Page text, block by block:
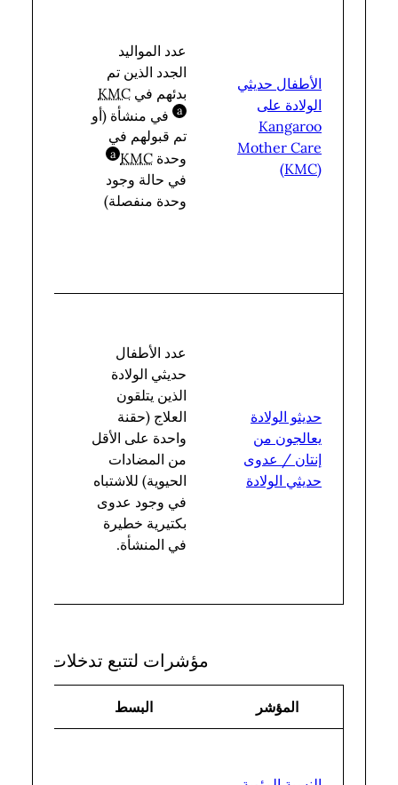
الأطفال حديثي
الولادة على
Kangaroo
Mother Care
(KMC)
عدد المواليد
الجدد الذين تم
بدئهم في KMC
a
bbreviation
في منشأة (أو
تم قبولهم في
وحدة KMC
a
bbreviation
في حالة وجود
وحدة منفصلة)
حديثو الولادة
يعالجون من
إنتان / عدوى
حديثي الولادة
عدد الأطفال
حديثي الولادة
الذين يتلقون
العلاج (حقنة
واحدة على الأقل
من المضادات
الحيوية) للاشتباه
في وجود عدوى
بكتيرية خطيرة
في المنشأة.
مؤشرات لتتبع تدخلات
المؤشر البسط